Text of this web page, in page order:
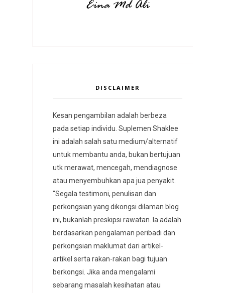
DISCLAIMER
Kesan pengambilan adalah berbeza
pada setiap individu. Suplemen Shaklee
ini adalah salah satu medium/alternatif
untuk membantu anda, bukan bertujuan
utk merawat, mencegah, mendiagnose
atau menyembuhkan apa jua penyakit.
"Segala testimoni, penulisan dan
perkongsian yang dikongsi dilaman blog
ini, bukanlah preskipsi rawatan. Ia adalah
berdasarkan pengalaman peribadi dan
perkongsian maklumat dari artikel-
artikel serta rakan-rakan bagi tujuan
berkongsi. Jika anda mengalami
sebarang masalah kesihatan atau